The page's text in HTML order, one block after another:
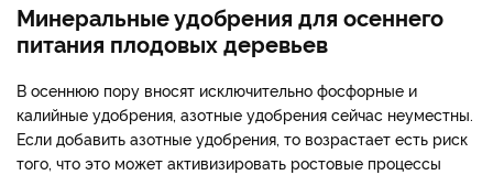
Минеральные удобрения для осеннего
питания плодовых деревьев
В осеннюю пору вносят исключительно фосфорные и
калийные удобрения, азотные удобрения сейчас неуместны.
Если добавить азотные удобрения, то возрастает есть риск
того, что это может активизировать ростовые процессы